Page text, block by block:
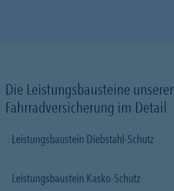
Die Leistungsbausteine unserer
Fahrradversicherung im Detail
Leistungsbaustein Diebstahl-Schutz
Leistungsbaustein Kasko-Schutz